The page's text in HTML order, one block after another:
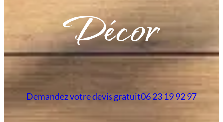
Décor
Demandez votre devis gratuit06 23 19 92 97